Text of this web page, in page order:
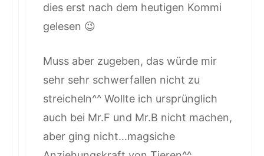
dies erst nach dem heutigen Kommi
gelesen 😉
Muss aber zugeben, das würde mir
sehr sehr schwerfallen nicht zu
streicheln^^ Wollte ich ursprünglich
auch bei Mr.F und Mr.B nicht machen,
aber ging nicht…magsiche